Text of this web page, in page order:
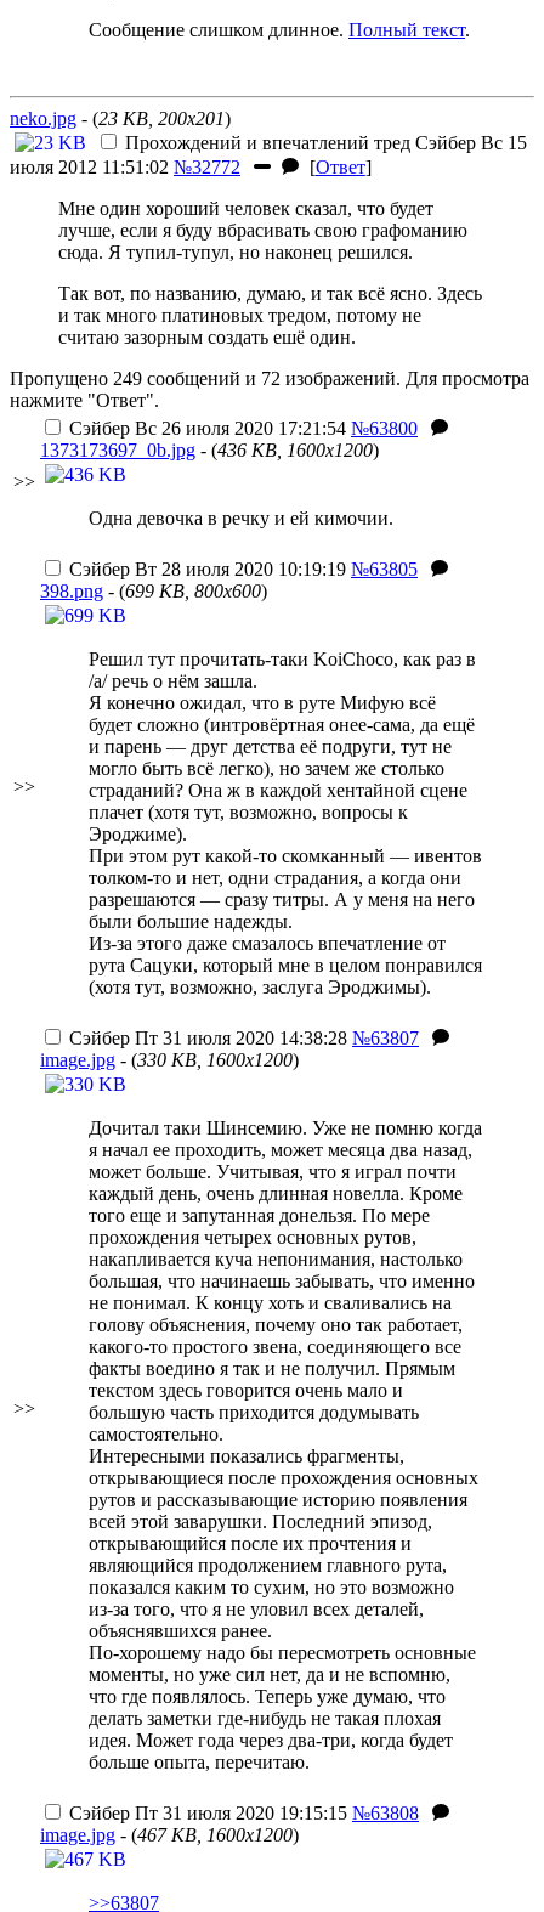
Сообщение слишком длинное. Полный текст.
neko.jpg - (23 KB, 200x201)
Прохождений и впечатлений тред Сэйбер Вс 15
июля 2012 11:51:02 №32772 [Ответ]
Мне один хороший человек сказал, что будет
лучше, если я буду вбрасивать свою графоманию
сюда. Я тупил-тупул, но наконец решился.
Так вот, по названию, думаю, и так всё ясно. Здесь
и так много платиновых тредом, потому не
считаю зазорным создать ешё один.
Пропущено 249 сообщений и 72 изображений. Для просмотра
нажмите "Ответ".
>>
Сэйбер Вс 26 июля 2020 17:21:54 №63800
1373173697_0b.jpg - (436 KB, 1600x1200)
Одна девочка в речку и ей кимочии.
>>
Сэйбер Вт 28 июля 2020 10:19:19 №63805
398.png - (699 KB, 800x600)
Решил тут прочитать-таки KoiChoco, как раз в
/a/ речь о нём зашла.
Я конечно ожидал, что в руте Мифую всё
будет сложно (интровёртная онее-сама, да ещё
и парень — друг детства её подруги, тут не
могло быть всё легко), но зачем же столько
страданий? Она ж в каждой хентайной сцене
плачет (хотя тут, возможно, вопросы к
Эроджиме).
При этом рут какой-то скомканный — ивентов
толком-то и нет, одни страдания, а когда они
разрешаются — сразу титры. А у меня на него
были большие надежды.
Из-за этого даже смазалось впечатление от
рута Сацуки, который мне в целом понравился
(хотя тут, возможно, заслуга Эроджимы).
>>
Сэйбер Пт 31 июля 2020 14:38:28 №63807
image.jpg - (330 KB, 1600x1200)
Дочитал таки Шинсемию. Уже не помню когда
я начал ее проходить, может месяца два назад,
может больше. Учитывая, что я играл почти
каждый день, очень длинная новелла. Кроме
того еще и запутанная донельзя. По мере
прохождения четырех основных рутов,
накапливается куча непонимания, настолько
большая, что начинаешь забывать, что именно
не понимал. К концу хоть и сваливались на
голову объяснения, почему оно так работает,
какого-то простого звена, соединяющего все
факты воедино я так и не получил. Прямым
текстом здесь говорится очень мало и
большую часть приходится додумывать
самостоятельно.
Интересными показались фрагменты,
открывающиеся после прохождения основных
рутов и рассказывающие историю появления
всей этой заварушки. Последний эпизод,
открывающийся после их прочтения и
являющийся продолжением главного рута,
показался каким то сухим, но это возможно
из-за того, что я не уловил всех деталей,
объяснявшихся ранее.
По-хорошему надо бы пересмотреть основные
моменты, но уже сил нет, да и не вспомню,
что где появлялось. Теперь уже думаю, что
делать заметки где-нибудь не такая плохая
идея. Может года через два-три, когда будет
больше опыта, перечитаю.
Сэйбер Пт 31 июля 2020 19:15:15 №63808
image.jpg - (467 KB, 1600x1200)
>>63807